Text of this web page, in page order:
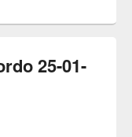
25-01-